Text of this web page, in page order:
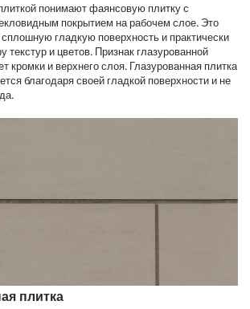
понимают фаянсовую плитку с
покрытием на рабочем слое. Это
гладкую поверхность и практически
текстур и цветов. Признак глазурованной
кромки и верхнего слоя. Глазурованная плитка
благодаря своей гладкой поверхности и не
плитка